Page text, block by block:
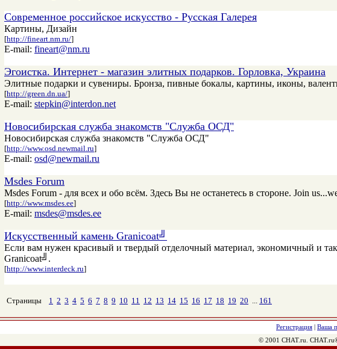
Современное российское искусство - Русская Галерея
Картины, Дизайн
[http://fineart.nm.ru/]
E-mail: fineart@nm.ru
Эгоистка. Интернет - магазин элитных подарков. Горловка, Украина
Элитные подарки и сувениры. Бронза, пивные бокалы, картины, иконы,
[http://green.dn.ua/]
E-mail: stepkin@interdon.net
Новосибирская служба знакомств "Служба ОСД"
Новосибирская служба знакомств "Служба ОСД"
[http://www.osd.newmail.ru]
E-mail: osd@newmail.ru
Msdes Forum
Msdes Forum - для всех и обо всём. Здесь Вы не останетесь в стороне. Join
[http://www.msdes.ee]
E-mail: msdes@msdes.ee
Искусственный камень Granicoat╝
Если вам нужен красивый и твердый отделочный материал, экономичный и
Granicoat╝.
[http://www.interdeck.ru]
Страницы 1 2 3 4 5 6 7 8 9 10 11 12 13 14 15 16 17 18 19 20 ... 161
Регистрация | Ваша
© 2001 CHAT.ru.